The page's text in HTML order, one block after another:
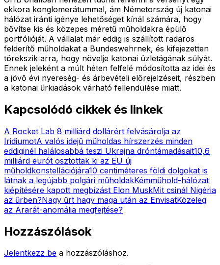
ekkora konglomerátummal, ám Németország új katonai
hálózat iránti igénye lehetőséget kínál számára, hogy
bővítse kis és közepes méretű műholdakra épülő
portfólióját. A vállalat már eddig is szállított radaros
felderítő műholdakat a Bundeswehrnek, és kifejezetten
törekszik arra, hogy növelje katonai üzletágának súlyát.
Ennek jeleként a múlt héten felfelé módosította az idei és
a jövő évi nyereség- és árbevételi előrejelzéseit, részben
a katonai űrkiadások várható fellendülése miatt.
Kapcsolódó cikkek és linkek
A Rocket Lab 8 milliárd dollárért felvásárolja az
IridiumotA valós idejű műholdas hírszerzés minden
eddiginél halálosabbá teszi Ukrajna dróntámadásait10,6
milliárd eurót osztottak ki az EU új
műholdkonstellációjára10 centiméteres földi dolgokat is
látnak a legújabb polgári műholdakKémműhold-hálózat
kiépítésére kapott megbízást Elon MuskMit csinál Nigéria
az űrben?Nagy űrt hagy maga után az EnvisatKözeleg
az Ararát-anomália megfejtése?
Hozzászólások
Jelentkezz be a hozzászóláshoz.